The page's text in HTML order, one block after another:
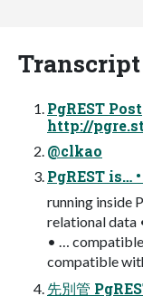
Transcript
PgREST
http://
@clkao
PgREST is…
running inside
relational data
• …
compatible
先別管